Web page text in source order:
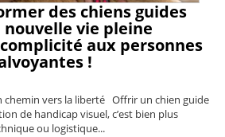
des chiens guides
vie pleine
aux personnes
!
chemin vers la liberté Offrir un chien guide
de handicap visuel, c’est bien plus
ou logistique...